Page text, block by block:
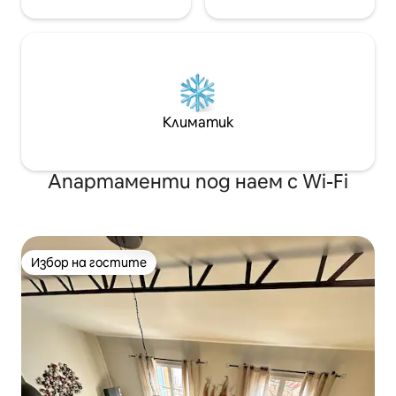
Климатик
Апартаменти под наем с Wi-Fi
Избор на гостите
Избор на гостите